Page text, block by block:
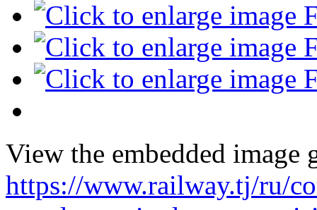
View the embedded image
https://www.railway.tj/ru/